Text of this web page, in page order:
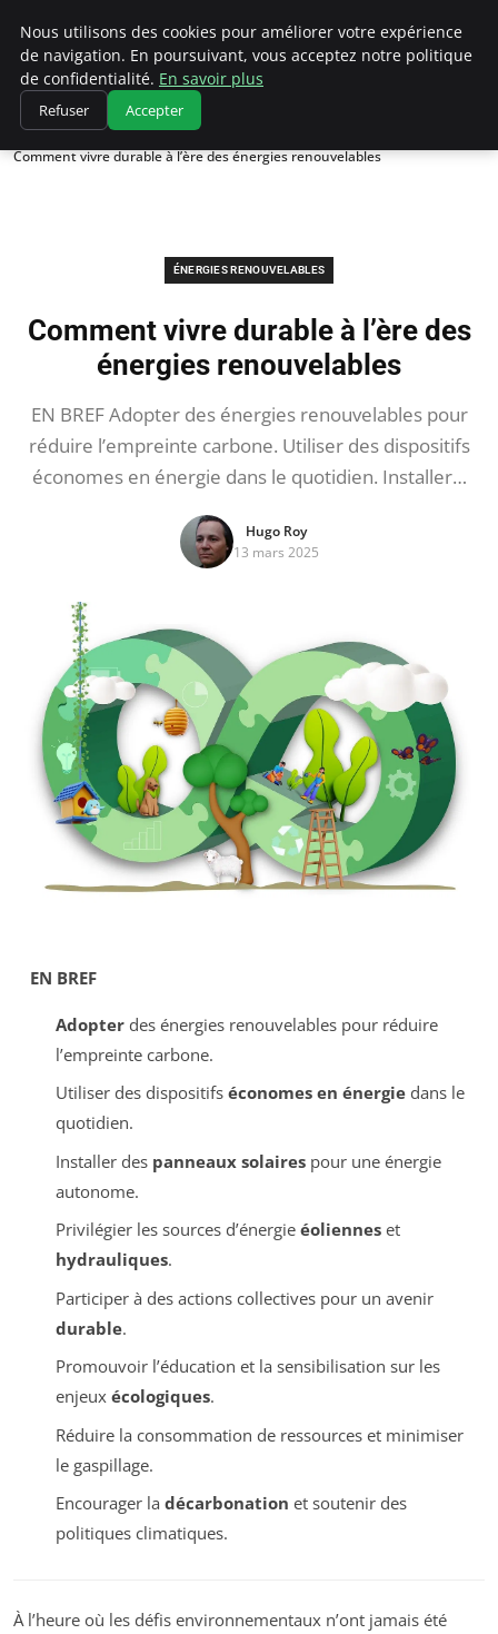
Climatedebtagents
Accueil
Énergies Renouvelables
Comment vivre durable à l’ère des énergies renouvelables
ÉNERGIES RENOUVELABLES
Comment vivre durable à l’ère des
énergies renouvelables
EN BREF Adopter des énergies renouvelables pour
réduire l’empreinte carbone. Utiliser des dispositifs
économes en énergie dans le quotidien. Installer…
Hugo Roy
13 mars 2025
EN BREF
Adopterdes énergies renouvelables pour réduire
l’empreinte carbone.
Utiliser des dispositifs économes en énergiedans le
quotidien.
Installer des panneaux solairespour une énergie
autonome.
Privilégier les sources d’énergie éolienneset
hydrauliques.
Participer à des actions collectives pour un avenir
durable.
Promouvoir l’éducation et la sensibilisation sur les
enjeux écologiques.
Réduire la consommation de ressources et minimiser
le gaspillage.
Encourager la décarbonation et soutenir des
politiques climatiques.
À l’heure où les défis environnementaux n’ont jamais été
Nous utilisons des cookies pour améliorer votre expérience
de navigation. En poursuivant, vous acceptez notre politique
de confidentialité. En savoir plus
Refuser Accepter